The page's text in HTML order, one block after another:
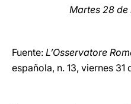
Martes 28 de
Fuente: L’Osservatore
española, n. 13, viernes 31